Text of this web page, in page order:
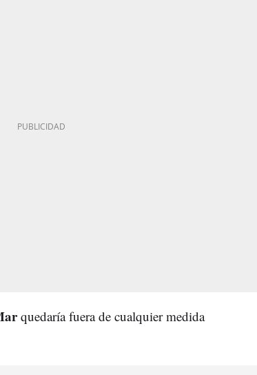
quedaría fuera de cualquier medida